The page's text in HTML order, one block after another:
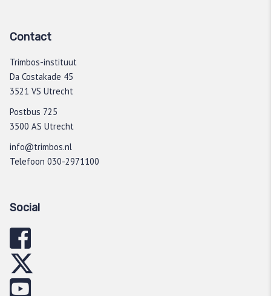
Contact
Trimbos-instituut
Da Costakade 45
3521 VS Utrecht
Postbus 725
3500 AS Utrecht
info@trimbos.nl
Telefoon 030-2971100
Social